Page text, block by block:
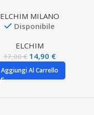
ELCHIM MILANO
Disponibile
ELCHIM
17,00€ 14,90 €
Aggiungi Al Carrello